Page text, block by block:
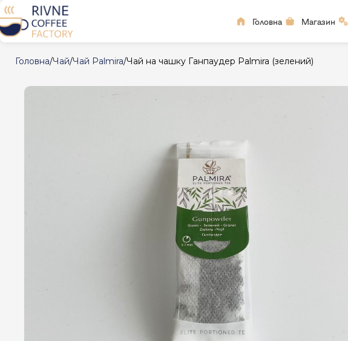
Головна Магазин
Головна Чай Чай Palmira Чай на чашку Ганпаудер Palmira (зелений)